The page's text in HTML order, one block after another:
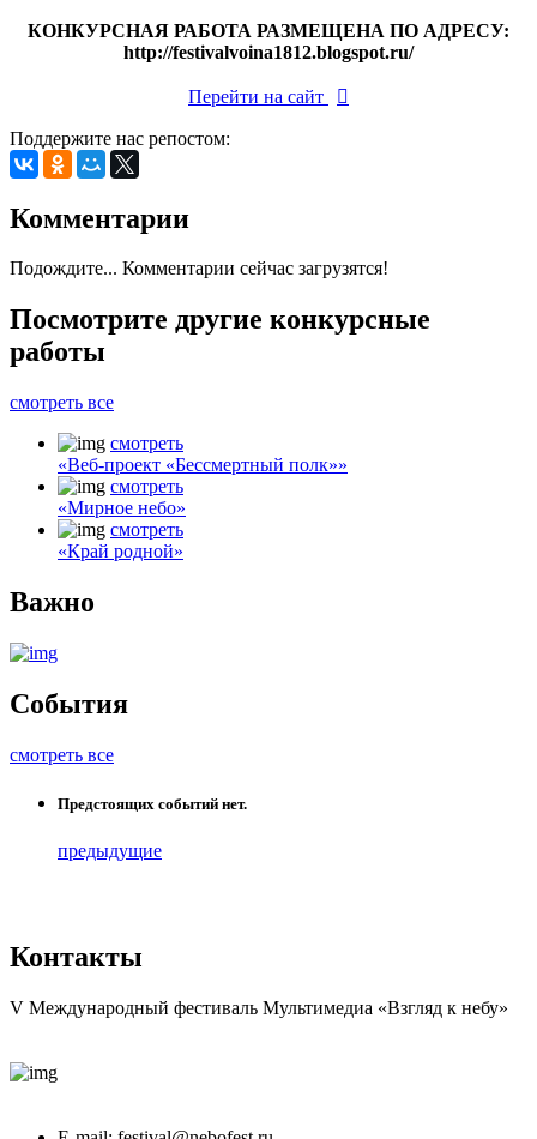
КОНКУРСНАЯ РАБОТА РАЗМЕЩЕНА ПО АДРЕСУ:
http://festivalvoina1812.blogspot.ru/
Перейти на сайт 
Поддержите нас репостом:
Комментарии
Подождите... Комментарии сейчас загрузятся!
Посмотрите другие конкурсные
работы
смотреть все
смотреть
«Веб-проект «Бессмертный полк»»
смотреть
«Мирное небо»
смотреть
«Край родной»
Важно
События
смотреть все
Предстоящих событий нет.
предыдущие
Контакты
V Международный фестиваль Мультимедиа «Взгляд к небу»